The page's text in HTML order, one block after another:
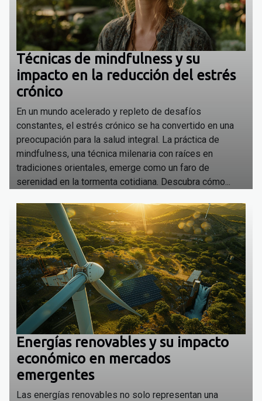
Técnicas de mindfulness y su
impacto en la reducción del estrés
crónico
En un mundo acelerado y repleto de desafíos
constantes, el estrés crónico se ha convertido en una
preocupación para la salud integral. La práctica de
mindfulness, una técnica milenaria con raíces en
tradiciones orientales, emerge como un faro de
serenidad en la tormenta cotidiana. Descubra cómo...
Energías renovables y su impacto
económico en mercados
emergentes
Las energías renovables no solo representan una